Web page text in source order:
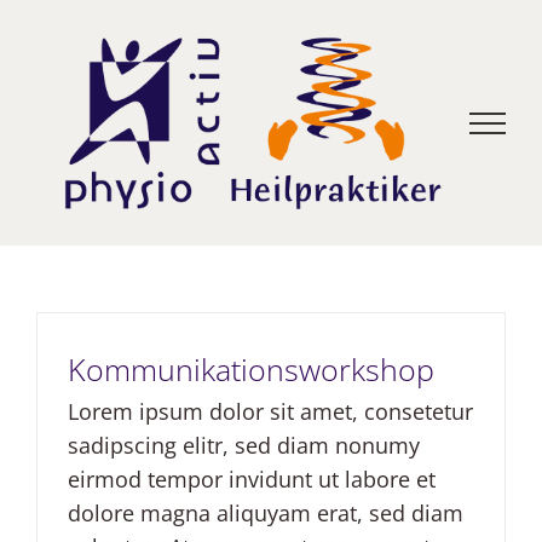
Kommunikationsworkshop
Lorem ipsum dolor sit amet, consetetur
sadipscing elitr, sed diam nonumy
eirmod tempor invidunt ut labore et
dolore magna aliquyam erat, sed diam